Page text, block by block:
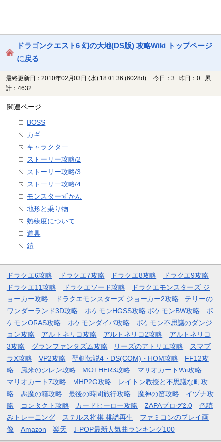
ドラゴンクエスト6 幻の大地(DS版) 攻略Wiki トップページ
に戻る
最終更新日：2010年02月03日 (水) 18:01:36 (6028d)
今日：3 昨日：0 累
計：4632
関連ページ
BOSS
カギ
キャラクター
ストーリー攻略/2
ストーリー攻略/3
ストーリー攻略/4
モンスターずかん
地形と乗り物
熟練度について
道具
鎧
ドラクエ6攻略 ドラクエ7攻略 ドラクエ8攻略
ドラクエ9攻略
ドラクエ11攻略
ドラクエソード攻略
ドラクエモンスターズ ジ
ョーカー攻略
ドラクエモンスターズ ジョーカー2攻略
テリーの
ワンダーランド3D攻略
ポケモンHGSS攻略 ポケモンBW攻略
ポ
ケモンORAS攻略
ポケモンダイパ攻略
ポケモン不思議のダンジ
ョン攻略
アルトネリコ攻略 アルトネリコ2攻略
アルトネリコ
3攻略
グランファンタズム攻略 リーズのアトリエ攻略
スマブ
ラX攻略
VP2攻略 聖剣伝説4・DS(COM)・HOM攻略
FF12攻
略
風来のシレン攻略 MOTHER3攻略
マリオカートWii攻略
マリオカート7攻略
MHP2G攻略
レイトン教授と不思議な町攻
略
悪魔の箱攻略 最後の時間旅行攻略 魔神の笛攻略
イヅナ攻
略
コンタクト攻略 カードヒーロー攻略 ZAPAブログ2.0
色読
みトレーニング
ステルス将棋 棋譜再生
ファミコンのプレイ画
像
Amazon 楽天 J-POP最新人気曲ランキング100